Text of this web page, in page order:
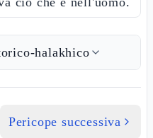
halakhico
Pericope successiva